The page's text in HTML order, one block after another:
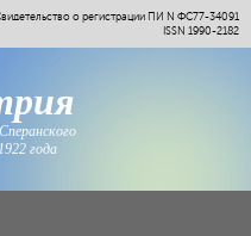
о регистрации ПИ N ФС77-34091
ISSN 1990-2182
года